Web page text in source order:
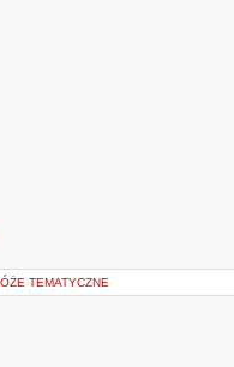
TEMATYCZNE